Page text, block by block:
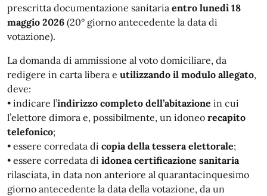
prescritta documentazione sanitaria entro lunedì 18
maggio 2026 (20° giorno antecedente la data di
votazione).
La domanda di ammissione al voto domiciliare, da
redigere in carta libera e utilizzando il modulo allegato,
deve:
• indicare l’indirizzo completo dell’abitazione in cui
l’elettore dimora e, possibilmente, un idoneo recapito
telefonico;
• essere corredata di copia della tessera elettorale;
• essere corredata di idonea certificazione sanitaria
rilasciata, in data non anteriore al quarantacinquesimo
giorno antecedente la data della votazione, da un